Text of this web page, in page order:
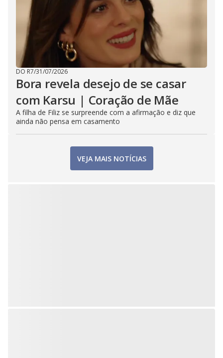
DO R7/31/07/2026
Bora revela desejo de se casar
com Karsu | Coração de Mãe
A filha de Filiz se surpreende com a afirmação e diz que
ainda não pensa em casamento
VEJA MAIS NOTÍCIAS